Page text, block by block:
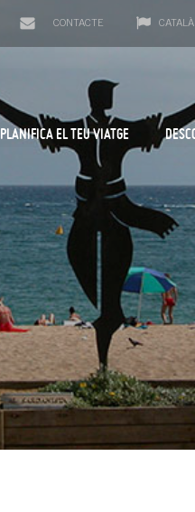
CONTACTE CATALÀ
PLANIFICA EL TEU VIATGE